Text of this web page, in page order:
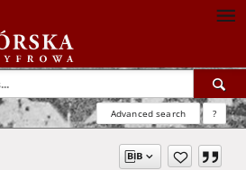
Advanced search ?